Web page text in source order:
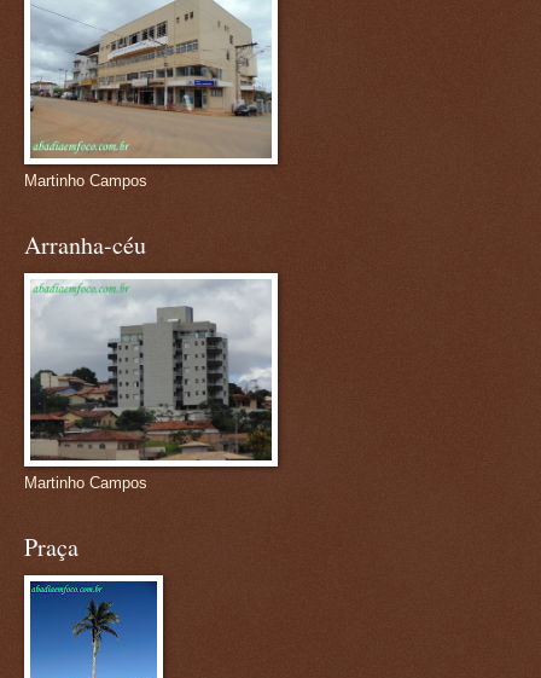
Martinho Campos
Arranha-céu
Martinho Campos
Praça